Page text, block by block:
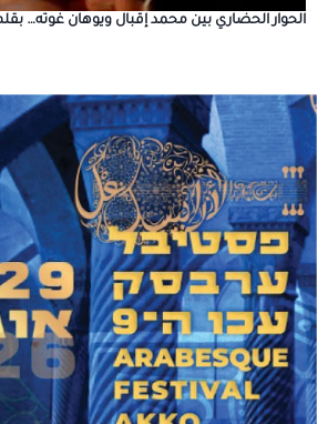
الحوار الحضاري بين محمد إقبال ويوهان غوته…